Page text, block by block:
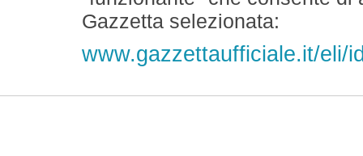
Gazzetta selezionata:
www.gazzettaufficiale.it/eli/